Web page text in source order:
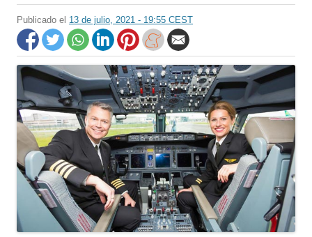
Publicado el 13 de julio, 2021 - 19:55 CEST